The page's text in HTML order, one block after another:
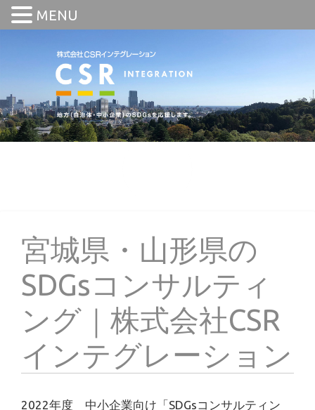
宮城県・山形県の
SDGsコンサルティ
ング｜株式会社CSR
インテグレーション
2022年度 中小企業向け「SDGsコンサルティン
MENU